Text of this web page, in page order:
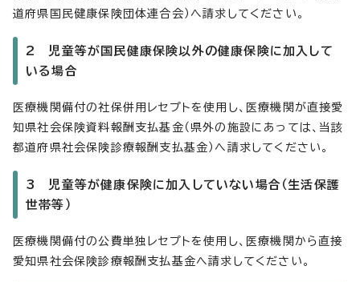
道府県国民健康保険団体連合会）へ請求してください。
2 児童等が国民健康保険以外の健康保険に加入して
いる場合
医療機関備付の社保併用レセプトを使用し、医療機関が直接愛
知県社会保険資料報酬支払基金（県外の施設にあっては、当該
都道府県社会保険診療報酬支払基金）へ請求してください。
3 児童等が健康保険に加入していない場合（生活保護
世帯等）
医療機関備付の公費単独レセプトを使用し、医療機関から直接
愛知県社会保険診療報酬支払基金へ請求してください。